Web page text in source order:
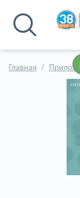
Главная